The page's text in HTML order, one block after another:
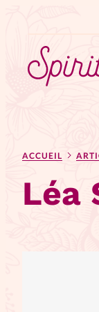
Actus
ACCUEIL
Léa